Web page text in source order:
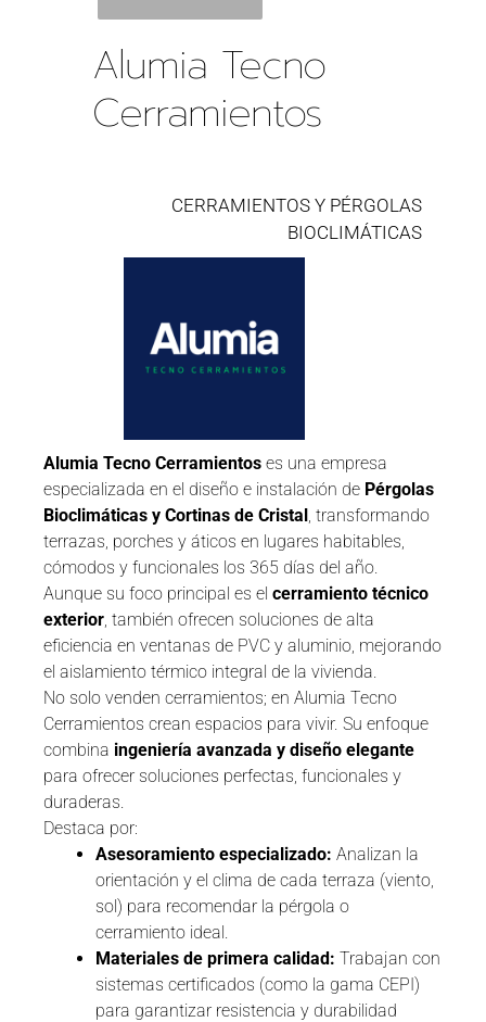
Alumia Tecno
Cerramientos
CERRAMIENTOS Y PÉRGOLAS
BIOCLIMÁTICAS
Alumia Tecno Cerramientos es una empresa
especializada en el diseño e instalación de Pérgolas
Bioclimáticas y Cortinas de Cristal , transformando
terrazas, porches y áticos en lugares habitables,
cómodos y funcionales los 365 días del año.
Aunque su foco principal es el cerramiento técnico
exterior , también ofrecen soluciones de alta
eficiencia en ventanas de PVC y aluminio, mejorando
el aislamiento térmico integral de la vivienda.
No solo venden cerramientos; en Alumia Tecno
Cerramientos crean espacios para vivir. Su enfoque
combina ingeniería avanzada y diseño elegante
para ofrecer soluciones perfectas, funcionales y
duraderas.
Destaca por:
Asesoramiento especializado: Analizan la
orientación y el clima de cada terraza (viento,
sol) para recomendar la pérgola o
cerramiento ideal.
Materiales de primera calidad: Trabajan con
sistemas certificados (como la gama CEPI)
para garantizar resistencia y durabilidad